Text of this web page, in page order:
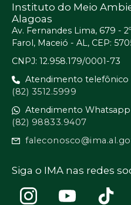
Instituto do Meio
Alagoas
Av. Fernandes Lima, 679 -
Farol, Maceió - AL, CEP:
CNPJ: 12.958.179/0001-73
Atendimento telefônico
(82) 3512.5999
Atendimento Whatsapp
(82) 98833.9407
Siga o IMA nas redes